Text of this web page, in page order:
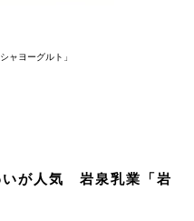
ャヨーグルト」
が人気
岩泉乳業「岩